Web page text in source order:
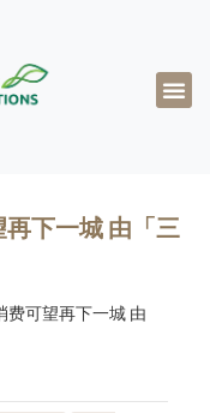
下一城 由「三
费可望再下一城 由